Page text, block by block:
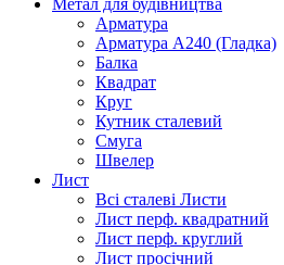
Метал для будівництва
Арматура
Арматура А240 (Гладка)
Балка
Квадрат
Круг
Кутник сталевий
Смуга
Швелер
Лист
Всі сталеві Листи
Лист перф. квадратний
Лист перф. круглий
Лист просічний